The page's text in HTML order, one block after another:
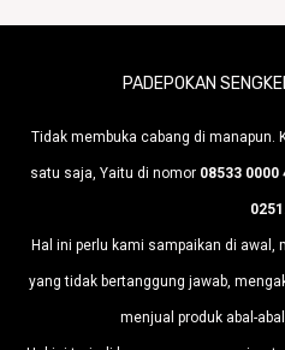
PADEPOKAN
Tidak membuka cabang di manapun.
satu saja, Yaitu di nomor 08533 0000
Hal ini perlu kami sampaikan di awal,
yang tidak bertanggung jawab,
menjual produk abal-